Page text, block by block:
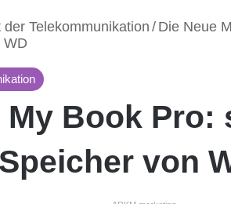
der Telekommunikation/ Die Neue
WD
My Book
von